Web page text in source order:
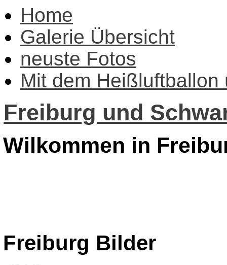
Home
Galerie Übersicht
neuste Fotos
Mit dem Heißluftballon
Freiburg und
Wilkommen in
Freiburg Bilder